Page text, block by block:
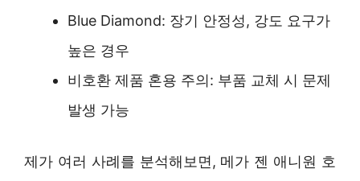
Blue Diamond: 장기 안정성, 강도 요구가
높은 경우
비호환 제품 혼용 주의: 부품 교체 시 문제
발생 가능
제가 여러 사례를 분석해보면, 메가 젠 애니원 호